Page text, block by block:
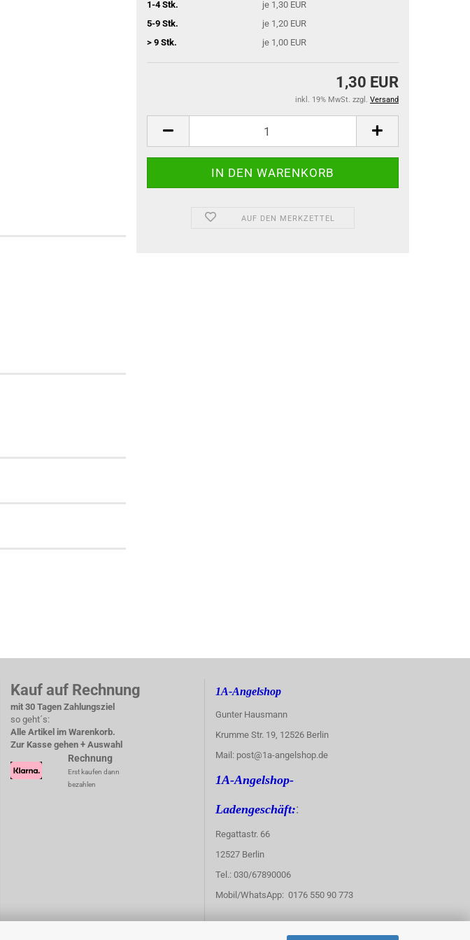
1-4 Stk.
je 1,30 EUR
5-9 Stk.
je 1,20 EUR
> 9 Stk.
je 1,00 EUR
1,30 EUR
inkl. 19% MwSt. zzgl. Versand
AUF DEN MERKZETTEL
Kauf auf Rechnung
mit 30 Tagen Zahlungsziel
so geht´s:
Alle Artikel im Warenkorb.
Zur Kasse gehen + Auswahl
Rechnung
Erst kaufen dann
bezahlen
1A-Angelshop
Gunter Hausmann
Krumme Str. 19, 12526 Berlin
Mail: post@1a-angelshop.de
1A-Angelshop-
Ladengeschäft::
Regattastr. 66
12527 Berlin
Tel.: 030/67890006
Mobil/WhatsApp: 0176 550 90 773